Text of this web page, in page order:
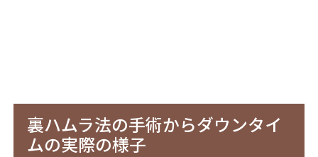
裏ハムラ法の手術からダウンタイ
ムの実際の様子